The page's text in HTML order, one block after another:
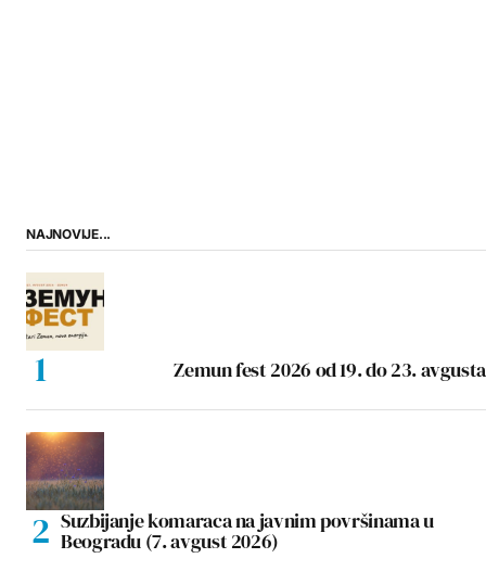
NAJNOVIJE...
Zemun fest 2026 od 19. do 23. avgusta
Suzbijanje komaraca na javnim površinama u
Beogradu (7. avgust 2026)